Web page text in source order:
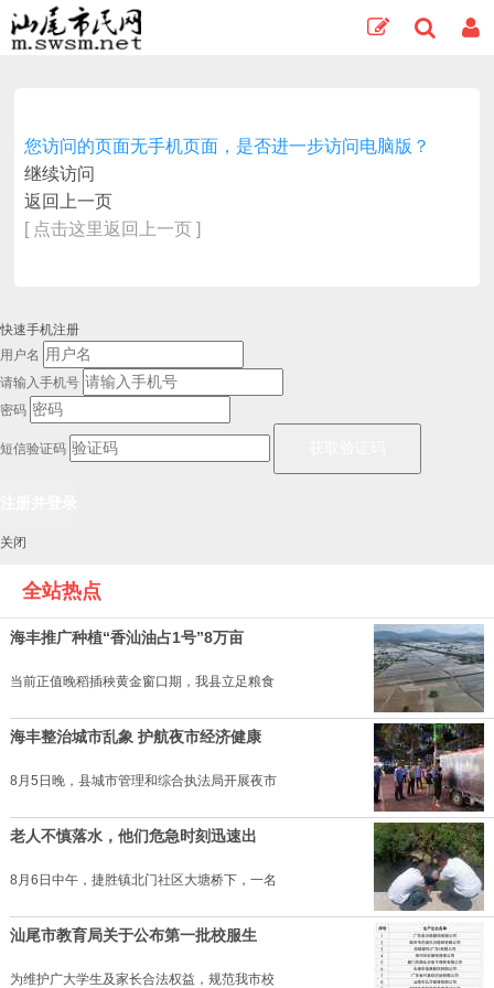
您访问的页面无手机页面，是否进一步访问电脑版？
继续访问
返回上一页
[ 点击这里返回上一页 ]
快速手机注册
用户名
请输入手机号
密码
短信验证码
关闭
全站热点
海丰推广种植“香汕油占1号”8万亩
当前正值晚稻插秧黄金窗口期，我县立足粮食
海丰整治城市乱象 护航夜市经济健康
8月5日晚，县城市管理和综合执法局开展夜市
老人不慎落水，他们危急时刻迅速出
8月6日中午，捷胜镇北门社区大塘桥下，一名
汕尾市教育局关于公布第一批校服生
为维护广大学生及家长合法权益，规范我市校